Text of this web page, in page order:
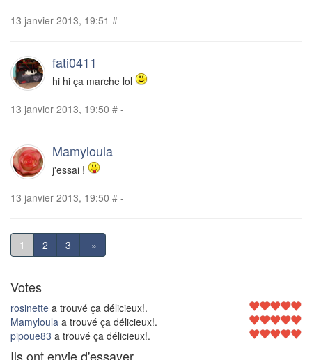
13 janvier 2013, 19:51 # -
fati0411
hi hi ça marche lol
13 janvier 2013, 19:50 # -
Mamyloula
j'essai !
13 janvier 2013, 19:50 # -
1 2 3 »
Votes
rosinette a trouvé ça délicieux!.
Mamyloula a trouvé ça délicieux!.
pipoue83 a trouvé ça délicieux!.
Ils ont envie d'essayer